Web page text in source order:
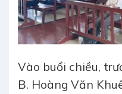
Vào buổi chiều,
B. Hoàng Văn